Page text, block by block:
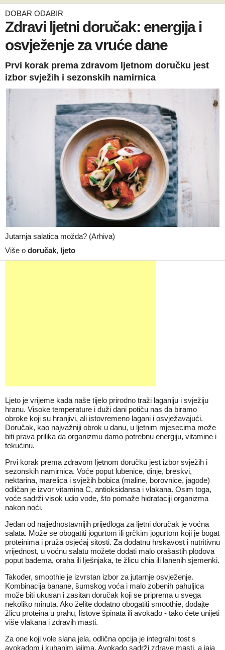
DOBAR ODABIR
Zdravi ljetni doručak: energija i
osvježenje za vruće dane
Prvi korak prema zdravom ljetnom doručku jest
izbor svježih i sezonskih namirnica
Jutarnja salatica možda? (Arhiva)
Više o doručak, ljeto
Ljeto je vrijeme kada naše tijelo prirodno traži laganiju i svježiju
hranu. Visoke temperature i duži dani potiču nas da biramo
obroke koji su hranjivi, ali istovremeno lagani i osvježavajući.
Doručak, kao najvažniji obrok u danu, u ljetnim mjesecima može
biti prava prilika da organizmu damo potrebnu energiju, vitamine i
tekućinu.
Prvi korak prema zdravom ljetnom doručku jest izbor svježih i
sezonskih namirnica. Voće poput lubenice, dinje, breskvi,
nektarina, marelica i svježih bobica (maline, borovnice, jagode)
odličan je izvor vitamina C, antioksidansa i vlakana. Osim toga,
voće sadrži visok udio vode, što pomaže hidrataciji organizma
nakon noći.
Jedan od najjednostavnijih prijedloga za ljetni doručak je voćna
salata. Može se obogatiti jogurtom ili grčkim jogurtom koji je bogat
proteinima i pruža osjećaj sitosti. Za dodatnu hrskavost i nutritivnu
vrijednost, u voćnu salatu možete dodati malo orašastih plodova
poput badema, oraha ili lješnjaka, te žlicu chia ili lanenih sjemenki.
Također, smoothie je izvrstan izbor za jutarnje osvježenje.
Kombinacija banane, šumskog voća i malo zobenih pahuljica
može biti ukusan i zasitan doručak koji se priprema u svega
nekoliko minuta. Ako želite dodatno obogatiti smoothie, dodajte
žlicu proteina u prahu, listove špinata ili avokado - tako ćete unijeti
više vlakana i zdravih masti.
Za one koji vole slana jela, odlična opcija je integralni tost s
avokadom i kuhanim jajima. Avokado sadrži zdrave masti, a jaja